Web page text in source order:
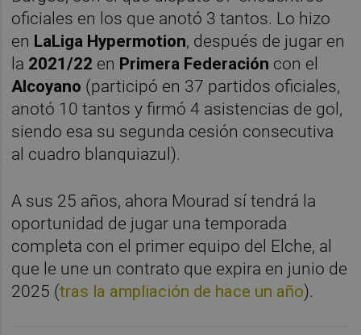
oficiales en los que anotó 3 tantos. Lo hizo
en LaLiga Hypermotion, después de jugar en
la 2021/22 en Primera Federación con el
Alcoyano (participó en 37 partidos oficiales,
anotó 10 tantos y firmó 4 asistencias de gol,
siendo esa su segunda cesión consecutiva
al cuadro blanquiazul).
A sus 25 años, ahora Mourad sí tendrá la
oportunidad de jugar una temporada
completa con el primer equipo del Elche, al
que le une un contrato que expira en junio de
2025 (tras la ampliación de hace un año).